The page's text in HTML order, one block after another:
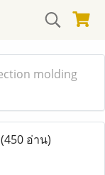
molding
(450 อ่าน)